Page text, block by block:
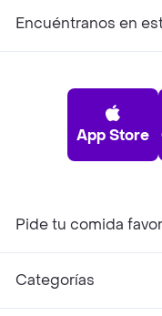
Encuéntranos en
App Store
Pide tu comida
Categorías